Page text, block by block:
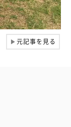
▶元記事を見る